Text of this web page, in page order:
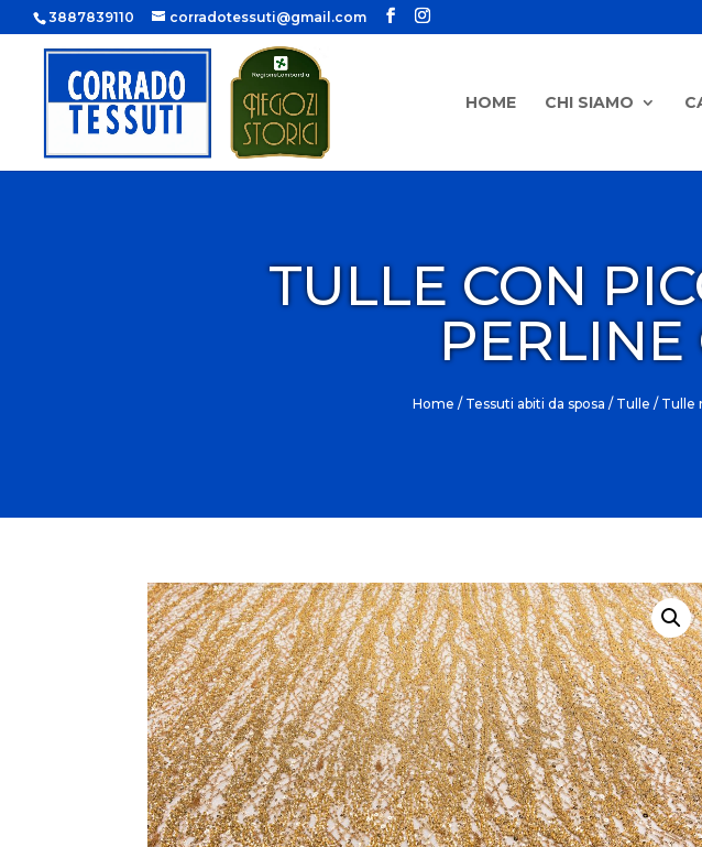
3887839110 corradotessuti@gmail.com
HOME CHI SIAMO
TULLE CON
PERLINE
Home / Tessuti abiti da sposa / Tulle / Tulle